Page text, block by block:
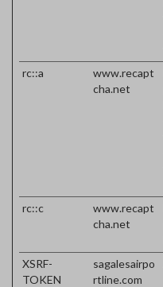
rc::a
www.recapt
cha.net
rc::c
www.recapt
cha.net
XSRF-
TOKEN
sagalesairpo
rtline.com